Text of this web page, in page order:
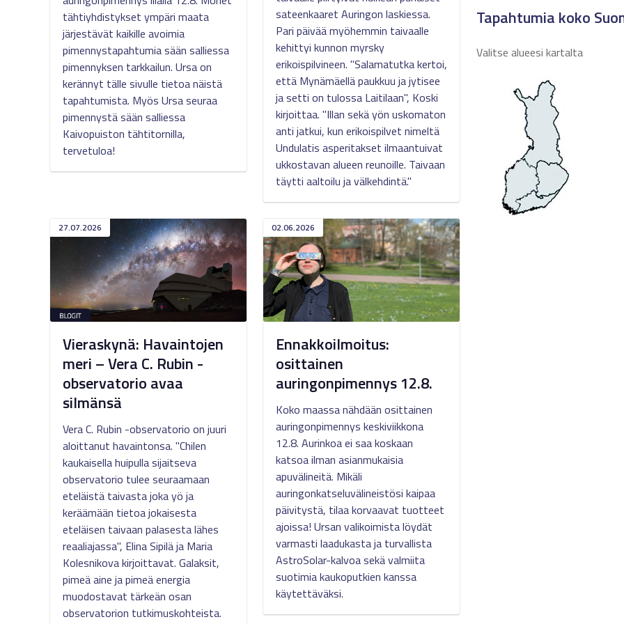
tähtiyhdistykset ympäri maata
järjestävät kaikille avoimia
pimennystapahtumia sään salliessa
pimennyksen tarkkailun. Ursa on
kerännyt tälle sivulle tietoa näistä
tapahtumista. Myös Ursa seuraa
pimennystä sään salliessa
Kaivopuiston tähtitornilla,
tervetuloa!
sateenkaaret Auringon laskiessa.
Pari päivää myöhemmin taivaalle
kehittyi kunnon myrsky
erikoispilvineen. "Salamatutka kertoi,
että Mynämäellä paukkuu ja jytisee
ja setti on tulossa Laitilaan", Koski
kirjoittaa. "Illan sekä yön uskomaton
anti jatkui, kun erikoispilvet nimeltä
Undulatis asperitakset ilmaantuivat
ukkostavan alueen reunoille. Taivaan
täytti aaltoilu ja välkehdintä."
27.07.2026
Vieraskynä: Havaintojen
meri – Vera C. Rubin -
observatorio avaa
silmänsä
Vera C. Rubin -observatorio on juuri
aloittanut havaintonsa. "Chilen
kaukaisella huipulla sijaitseva
observatorio tulee seuraamaan
eteläistä taivasta joka yö ja
keräämään tietoa jokaisesta
eteläisen taivaan palasesta lähes
reaaliajassa", Elina Sipilä ja Maria
Kolesnikova kirjoittavat. Galaksit,
pimeä aine ja pimeä energia
muodostavat tärkeän osan
observatorion tutkimuskohteista.
02.06.2026
Ennakkoilmoitus:
osittainen
auringonpimennys 12.8.
Koko maassa nähdään osittainen
auringonpimennys keskiviikkona
12.8. Aurinkoa ei saa koskaan
katsoa ilman asianmukaisia
apuvälineitä. Mikäli
auringonkatseluvälineistösi kaipaa
päivitystä, tilaa korvaavat tuotteet
ajoissa! Ursan valikoimista löydät
varmasti laadukasta ja turvallista
AstroSolar-kalvoa sekä valmiita
suotimia kaukoputkien kanssa
käytettäväksi.
Tapahtumia koko
Valitse alueesi kartalta